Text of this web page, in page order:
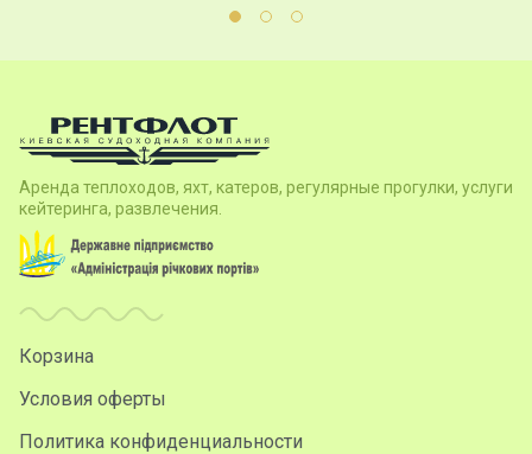
Аренда теплоходов, яхт, катеров, регулярные прогулки, услуги
кейтеринга, развлечения.
Корзина
Условия оферты
Политика конфиденциальности